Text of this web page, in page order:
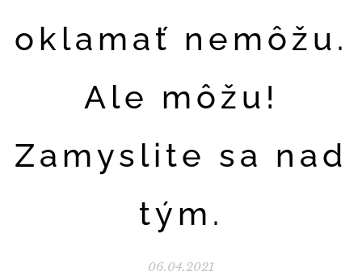
oklamať nemôžu.
Ale môžu!
Zamyslite sa nad
tým.
06.04.2021